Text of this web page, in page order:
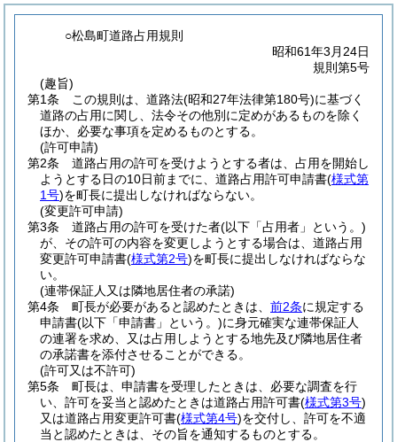
○松島町道路占用規則
昭和61年3月24日
規則第5号
(趣旨)
第1条
この規則は、道路法(昭和27年法律第180号)に基づく
道路の占用に関し、法令その他別に定めがあるものを除く
ほか、必要な事項を定めるものとする。
(許可申請)
第2条
道路占用の許可を受けようとする者は、占用を開始し
ようとする日の10日前までに、道路占用許可申請書(様式第
1号)を町長に提出しなければならない。
(変更許可申請)
第3条
道路占用の許可を受けた者(以下「占用者」という。)
が、その許可の内容を変更しようとする場合は、道路占用
変更許可申請書(様式第2号)を町長に提出しなければならな
い。
(連帯保証人又は隣地居住者の承諾)
第4条
町長が必要があると認めたときは、 前2条に規定する
申請書(以下「申請書」という。)に身元確実な連帯保証人
の連署を求め、又は占用しようとする地先及び隣地居住者
の承諾書を添付させることができる。
(許可又は不許可)
第5条
町長は、申請書を受理したときは、必要な調査を行
い、許可を妥当と認めたときは道路占用許可書(様式第3号)
又は道路占用変更許可書(様式第4号)を交付し、許可を不適
当と認めたときは、その旨を通知するものとする。